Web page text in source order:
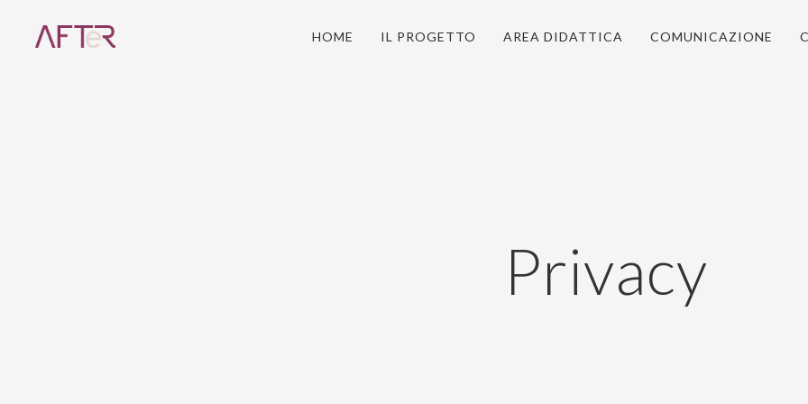
HOME IL PROGETTO AREA DIDATTICA COMUNICAZIONE
Privacy